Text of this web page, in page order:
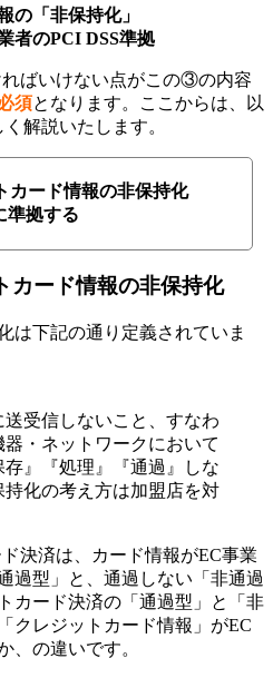
の「⾮保持化」
者のPCI DSS準拠
ばいけない点がこの③の内容
須となります。ここからは、以
解説いたします。
カード情報の非保持化
準拠する
カード情報の非保持化
は下記の通り定義されていま
受信しないこと、すなわ
・ネットワークにおいて
存』『処理』『通過』しな
化の考え方は加盟店を対
決済は、カード情報がEC事業
過型」と、通過しない「非通過
カード決済の「通過型」と「非
クレジットカード情報」がEC
、の違いです。